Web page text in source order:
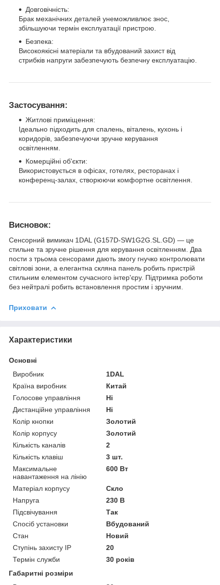
Довговічність:
Брак механічних деталей унеможливлює знос,
збільшуючи термін експлуатації пристрою.
Безпека:
Високоякісні матеріали та вбудований захист від
стрибків напруги забезпечують безпечну експлуатацію.
Застосування:
Житлові приміщення:
Ідеально підходить для спалень, віталень, кухонь і
коридорів, забезпечуючи зручне керування
освітленням.
Комерційні об'єкти:
Використовується в офісах, готелях, ресторанах і
конференц-залах, створюючи комфортне освітлення.
Висновок:
Сенсорний вимикач 1DAL (G157D-SW1G2G.SL.GD) — це
стильне та зручне рішення для керування освітленням. Два
пости з трьома сенсорами дають змогу гнучко контролювати
світлові зони, а елегантна скляна панель робить пристрій
стильним елементом сучасного інтер'єру. Підтримка роботи
без нейтралі робить встановлення простим і зручним.
Приховати
Характеристики
Основні
Виробник
1DAL
Країна виробник
Китай
Голосове управління
Ні
Дистанційне управління
Ні
Колір кнопки
Золотий
Колір корпусу
Золотий
Кількість каналів
2
Кількість клавіш
3 шт.
Максимальне
навантаження на лінію
600 Вт
Матеріал корпусу
Скло
Напруга
230 В
Підсвічування
Так
Спосіб установки
Вбудований
Стан
Новий
Ступінь захисту IP
20
Термін служби
30 років
Габаритні розміри